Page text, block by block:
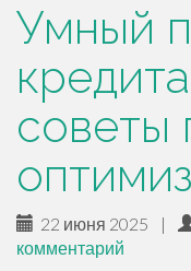
Умный
советы
22 июня 2025 |
комментарий